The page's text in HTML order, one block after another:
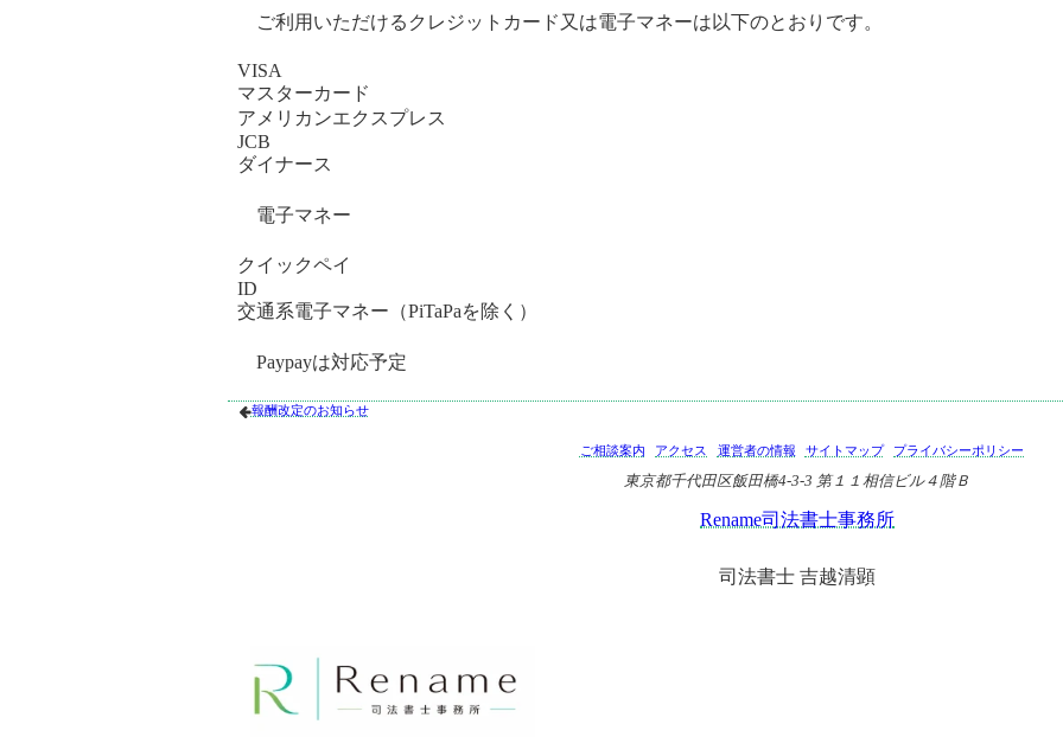
ご利用いただけるクレジットカード又は電子マネーは以下のとおりです。
VISA
マスターカード
アメリカンエクスプレス
JCB
ダイナース
電子マネー
クイックペイ
ID
交通系電子マネー（PiTaPaを除く）
Paypayは対応予定
報酬改定のお知らせ
ご相談案内 アクセス 運営者の情報 サイトマップ プライバシーポリシー
東京都千代田区飯田橋4-3-3 第１１相信ビル４階Ｂ
Rename司法書士事務所
司法書士 吉越清顕